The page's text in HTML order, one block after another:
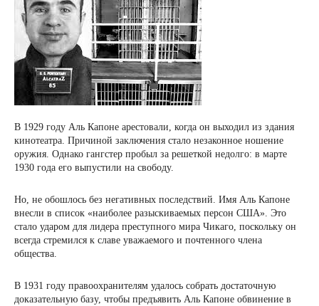
В 1929 году Аль Капоне арестовали, когда он выходил из здания
кинотеатра. Причиной заключения стало незаконное ношение
оружия. Однако гангстер пробыл за решеткой недолго: в марте
1930 года его выпустили на свободу.
Но, не обошлось без негативных последствий. Имя Аль Капоне
внесли в список «наиболее разыскиваемых персон США». Это
стало ударом для лидера преступного мира Чикаго, поскольку он
всегда стремился к славе уважаемого и почтенного члена
общества.
В 1931 году правоохранителям удалось собрать достаточную
доказательную базу, чтобы предъявить Аль Капоне обвинение в